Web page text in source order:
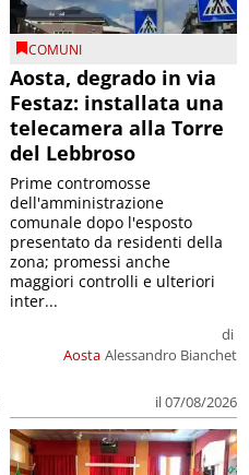
COMUNI
Aosta, degrado in via
Festaz: installata una
telecamera alla Torre
del Lebbroso
Aosta
di
Alessandro Bianchet
il 07/08/2026
Prime contromosse
dell'amministrazione
comunale dopo l'esposto
presentato da residenti della
zona; promessi anche
maggiori controlli e ulteriori
inter...